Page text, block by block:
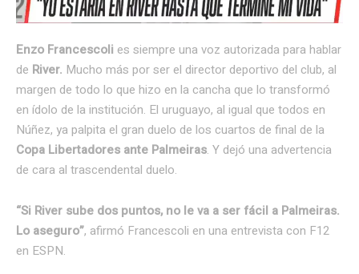
Enzo Francescoli es siempre una voz autorizada para hablar
de River. Mucho más por ser el director deportivo del club, al
margen de todo lo que hizo en la cancha que lo transformó
en ídolo de la institución. El uruguayo, al igual que todos en
Núñez, ya palpita el gran duelo de los cuartos de final de la
Copa Libertadores ante Palmeiras. Y dejó una advertencia
de cara al trascendental duelo.
“Si River sube dos puntos, no le va a ser fácil a Palmeiras.
Lo aseguro”, afirmó Francescoli en una entrevista con F12
en ESPN.